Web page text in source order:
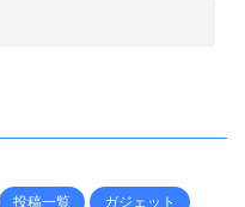
投稿一覧 ガジェット